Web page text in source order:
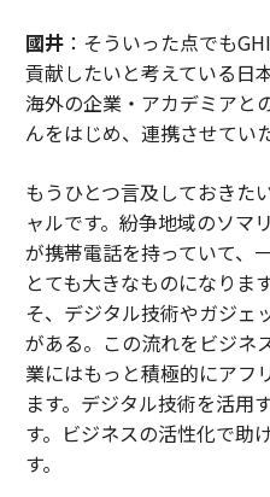
國井：そういった点でも
貢献したいと考えている日
海外の企業・アカデミアと
んをはじめ、連携させてい
もうひとつ言及しておきた
ャルです。紛争地域のソマ
が携帯電話を持っていて、
とても大きなものになりま
そ、デジタル技術やガジェ
がある。この流れをビジネ
業にはもっと積極的にアフ
ます。デジタル技術を活用
す。ビジネスの活性化で助
す。